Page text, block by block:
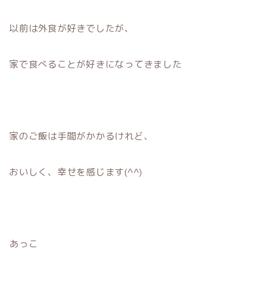
以前は外食が好きでしたが、
家で食べることが好きになってきました
家のご飯は手間がかかるけれど、
おいしく、幸せを感じます(^^)
あっこ